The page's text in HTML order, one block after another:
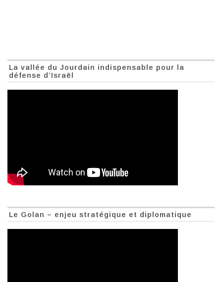
La vallée du Jourdain indispensable pour la
défense d’Israël
Le Golan – enjeu stratégique et diplomatique